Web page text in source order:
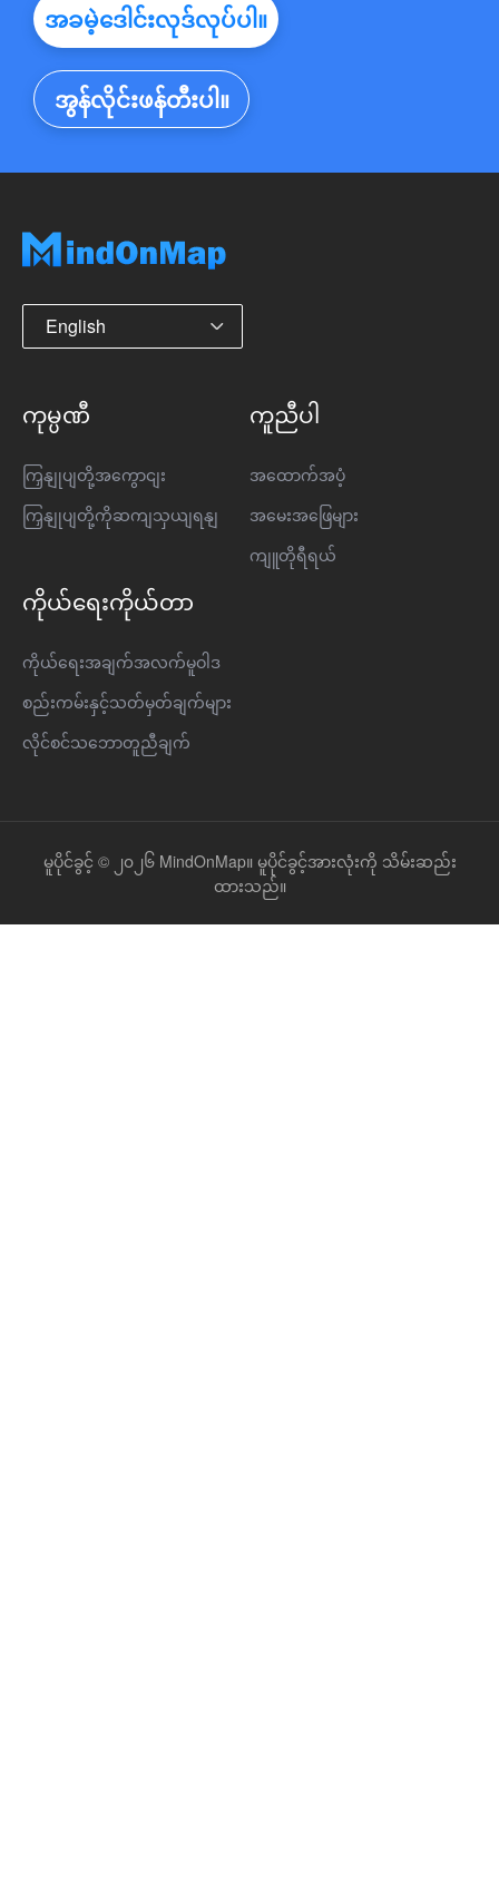
အခမဲ့ဒေါင်းလုဒ်လုပ်ပါ။
အွန်လိုင်းဖန်တီးပါ။
English
ကုမ္ပဏီ
ကြှနျုပျတို့အကွောငျး
ကြှနျုပျတို့ကိုဆကျသှယျရနျ
ကူညီပါ
အထောက်အပံ့
အမေးအဖြေများ
ကျူတိုရီရယ်
ကိုယ်ရေးကိုယ်တာ
ကိုယ်ရေးအချက်အလက်မူဝါဒ
စည်းကမ်းနှင့်သတ်မှတ်ချက်များ
လိုင်စင်သဘောတူညီချက်
မူပိုင်ခွင့် © ၂၀၂၆ MindOnMap။ မူပိုင်ခွင့်အားလုံးကို သိမ်းဆည်း
ထားသည်။